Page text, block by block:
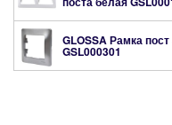
GLOSSA Рамка
GSL000301